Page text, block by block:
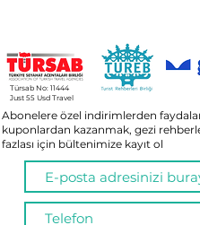
Türsab No: 11444
Just 55 Usd Travel
Abonelere özel indirimlerden
kuponlardan kazanmak, gezi
fazlası için bültenimize kayıt ol